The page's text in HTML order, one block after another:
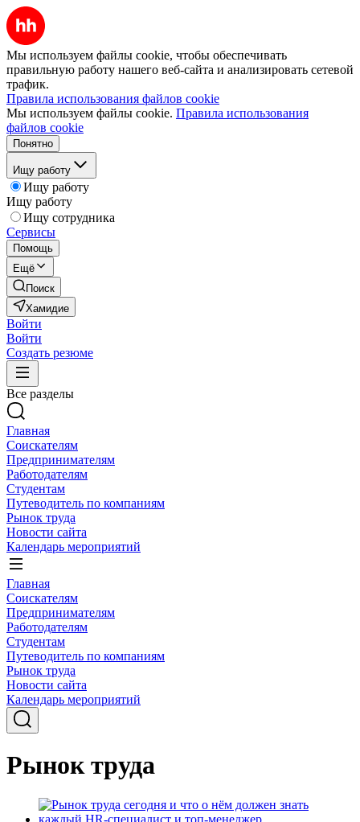
Мы используем файлы cookie, чтобы обеспечивать
правильную работу нашего веб-сайта и анализировать сетевой
трафик.
Правила использования файлов cookie
Мы используем файлы cookie. Правила использования
файлов cookie
Понятно
Ищу работу
Ищу работу
Ищу работу
Ищу сотрудника
Сервисы
Помощь
Ещё
Поиск
Хамидие
Войти
Войти
Создать резюме
Все разделы
Главная
Соискателям
Предпринимателям
Работодателям
Студентам
Путеводитель по компаниям
Рынок труда
Новости сайта
Календарь мероприятий
Главная
Соискателям
Предпринимателям
Работодателям
Студентам
Путеводитель по компаниям
Рынок труда
Новости сайта
Календарь мероприятий
Рынок труда